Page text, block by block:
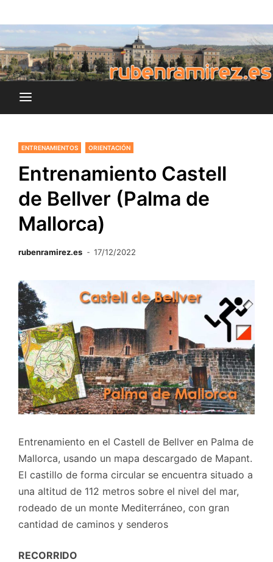
al
contenidorubenramirez.es
ENTRENAMIENTOS ORIENTACIÓN
Entrenamiento Castell
de Bellver (Palma de
Mallorca)
rubenramirez.es 17/12/2022
Entrenamiento en el Castell de Bellver en Palma de
Mallorca, usando un mapa descargado de Mapant.
El castillo de forma circular se encuentra situado a
una altitud de 112 metros sobre el nivel del mar,
rodeado de un monte Mediterráneo, con gran
cantidad de caminos y senderos
RECORRIDO